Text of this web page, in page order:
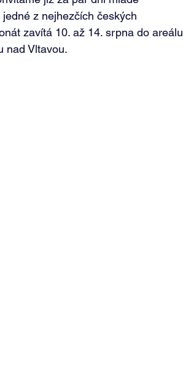
z nejhezčích českých
zavítá 10. až 14. srpna do areálu
nad Vltavou.